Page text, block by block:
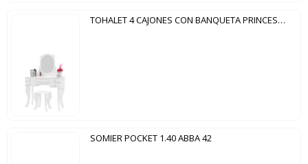
TOHALET 4 CAJONES CON BANQUETA PRINCESA PATRIMAR BLANCO
SOMIER POCKET 1.40 ABBA 42